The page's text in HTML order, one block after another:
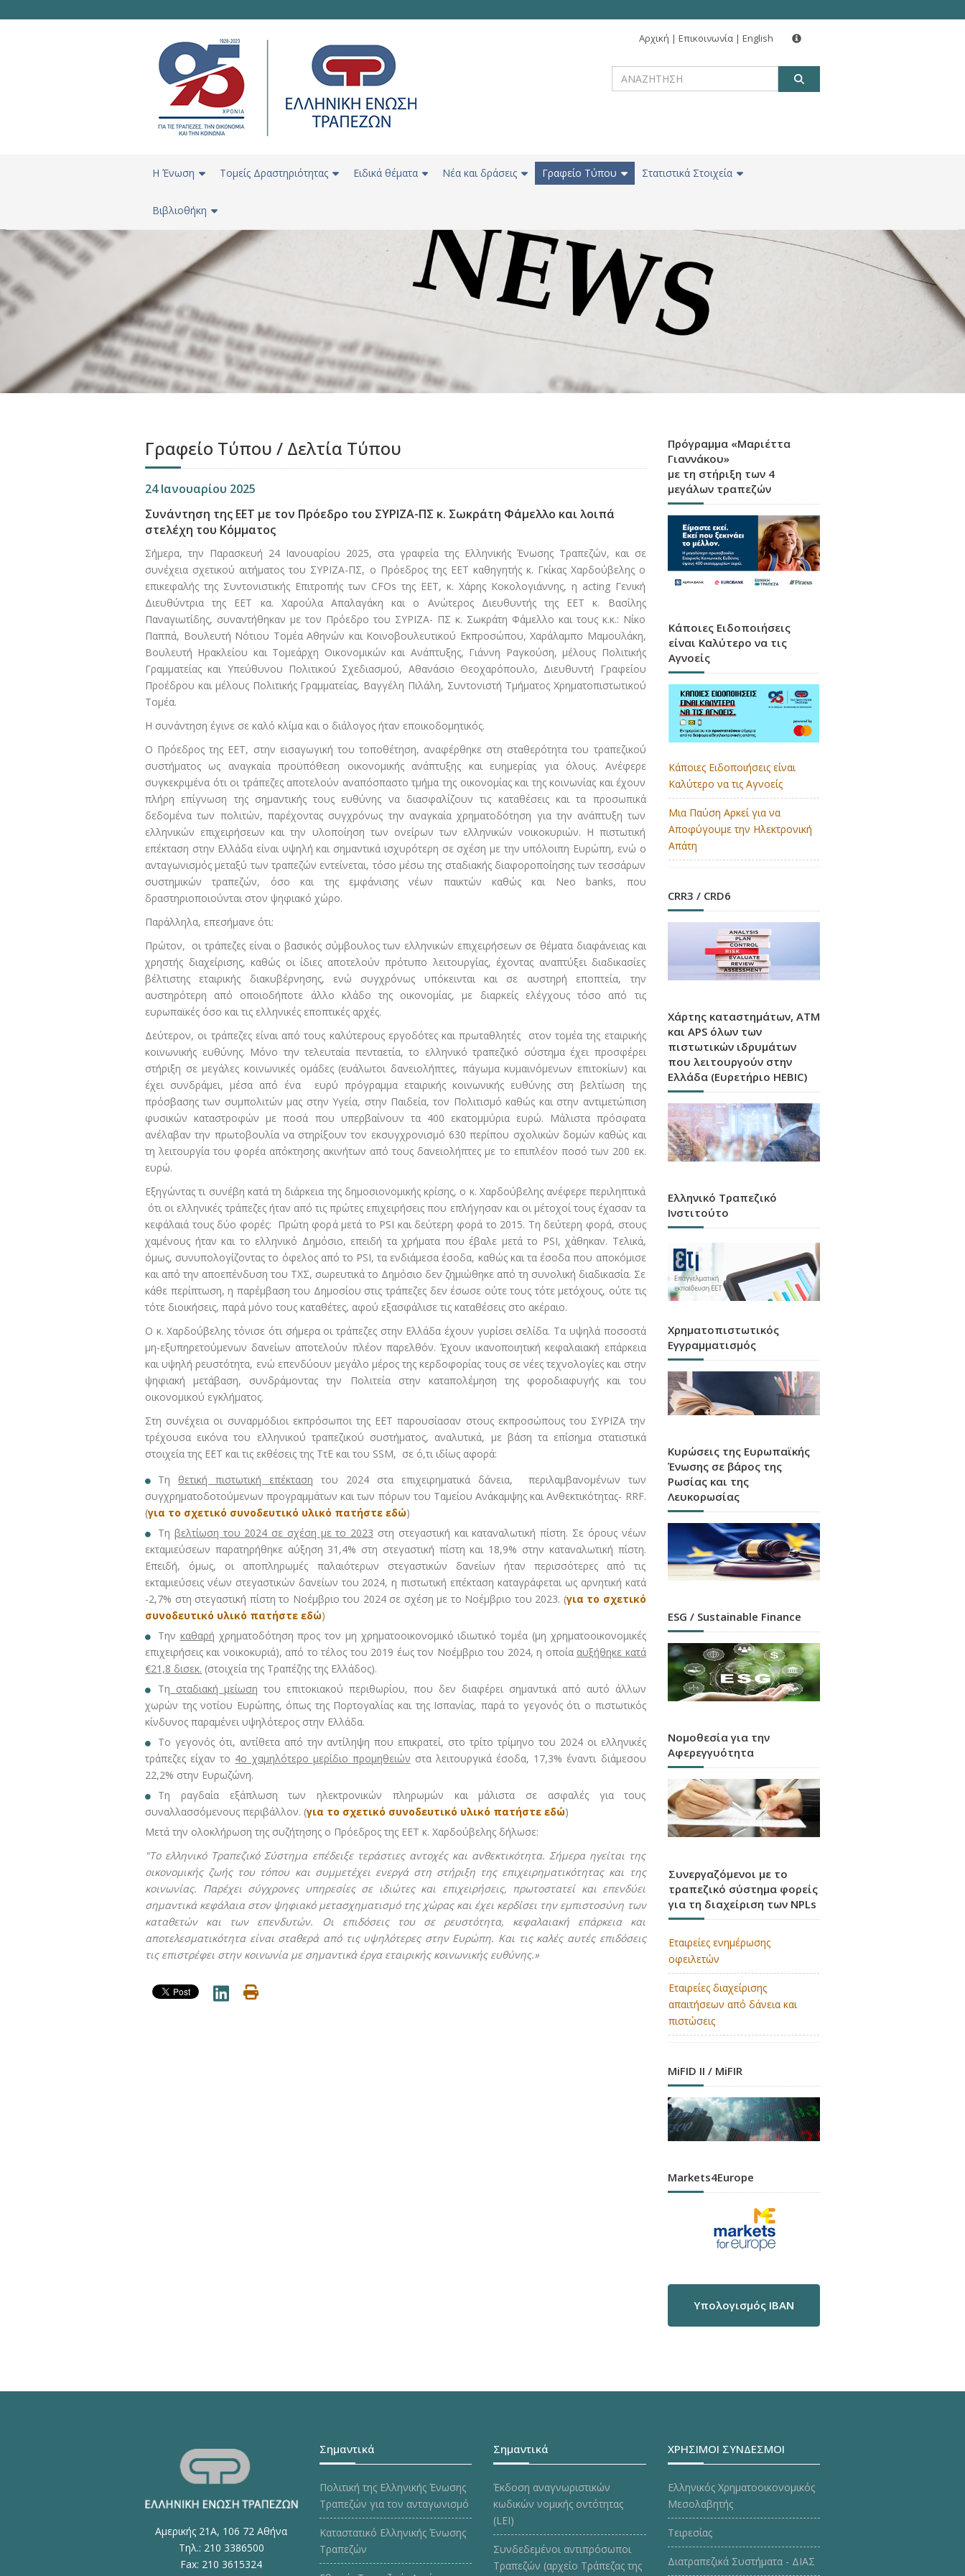
Αρχική | Επικοινωνία | English
H Ένωση Τομείς Δραστηριότητας Ειδικά θέματα Νέα και δράσεις Γραφείο Τύπου Στατιστικά Στοιχεία
Βιβλιοθήκη
Γραφείο Τύπου / Δελτία Τύπου
24 Ιανουαρίου 2025
Συνάντηση της ΕΕΤ με τον Πρόεδρο του ΣΥΡΙΖΑ-ΠΣ κ. Σωκράτη Φάμελλο και λοιπά
στελέχη του Κόμματος
Σήμερα, την Παρασκευή 24 Ιανουαρίου 2025, στα γραφεία της Ελληνικής Ένωσης Τραπεζών, και σε
συνέχεια σχετικού αιτήματος του ΣΥΡΙΖΑ-ΠΣ, ο Πρόεδρος της ΕΕΤ καθηγητής κ. Γκίκας Χαρδούβελης ο
επικεφαλής της Συντονιστικής Επιτροπής των CFOs της ΕΕΤ, κ. Χάρης Κοκολογιάννης, η acting Γενική
Διευθύντρια της ΕΕΤ κα. Χαρούλα Απαλαγάκη και ο Ανώτερος Διευθυντής της ΕΕΤ κ. Βασίλης
Παναγιωτίδης, συναντήθηκαν με τον Πρόεδρο του ΣΥΡΙΖΑ- ΠΣ κ. Σωκράτη Φάμελλο και τους κ.κ.: Νίκο
Παππά, Βουλευτή Νότιου Τομέα Αθηνών και Κοινοβουλευτικού Εκπροσώπου, Χαράλαμπο Μαμουλάκη,
Βουλευτή Ηρακλείου και Τομεάρχη Οικονομικών και Ανάπτυξης, Γιάννη Ραγκούση, μέλους Πολιτικής
Γραμματείας και Υπεύθυνου Πολιτικού Σχεδιασμού, Αθανάσιο Θεοχαρόπουλο, Διευθυντή Γραφείου
Προέδρου και μέλους Πολιτικής Γραμματείας, Βαγγέλη Πιλάλη, Συντονιστή Τμήματος Χρηματοπιστωτικού
Τομέα.
Η συνάντηση έγινε σε καλό κλίμα και ο διάλογος ήταν εποικοδομητικός.
Ο Πρόεδρος της ΕΕΤ, στην εισαγωγική του τοποθέτηση, αναφέρθηκε στη σταθερότητα του τραπεζικού
συστήματος ως αναγκαία προϋπόθεση οικονομικής ανάπτυξης και ευημερίας για όλους. Ανέφερε
συγκεκριμένα ότι οι τράπεζες αποτελούν αναπόσπαστο τμήμα της οικονομίας και της κοινωνίας και έχουν
πλήρη επίγνωση της σημαντικής τους ευθύνης να διασφαλίζουν τις καταθέσεις και τα προσωπικά
δεδομένα των πολιτών, παρέχοντας συγχρόνως την αναγκαία χρηματοδότηση για την ανάπτυξη των
ελληνικών επιχειρήσεων και την υλοποίηση των ονείρων των ελληνικών νοικοκυριών. Η πιστωτική
επέκταση στην Ελλάδα είναι υψηλή και σημαντικά ισχυρότερη σε σχέση με την υπόλοιπη Ευρώπη, ενώ ο
ανταγωνισμός μεταξύ των τραπεζών εντείνεται, τόσο μέσω της σταδιακής διαφοροποίησης των τεσσάρων
συστημικών τραπεζών, όσο και της εμφάνισης νέων παικτών καθώς και Neo banks, που
δραστηριοποιούνται στον ψηφιακό χώρο.
Παράλληλα, επεσήμανε ότι:
Πρώτον, οι τράπεζες είναι ο βασικός σύμβουλος των ελληνικών επιχειρήσεων σε θέματα διαφάνειας και
χρηστής διαχείρισης, καθώς οι ίδιες αποτελούν πρότυπο λειτουργίας, έχοντας αναπτύξει διαδικασίες
βέλτιστης εταιρικής διακυβέρνησης, ενώ συγχρόνως υπόκεινται και σε αυστηρή εποπτεία, την
αυστηρότερη από οποιοδήποτε άλλο κλάδο της οικονομίας, με διαρκείς ελέγχους τόσο από τις
ευρωπαϊκές όσο και τις ελληνικές εποπτικές αρχές.
Δεύτερον, οι τράπεζες είναι από τους καλύτερους εργοδότες και πρωταθλητές στον τομέα της εταιρικής
κοινωνικής ευθύνης. Μόνο την τελευταία πενταετία, το ελληνικό τραπεζικό σύστημα έχει προσφέρει
στήριξη σε μεγάλες κοινωνικές ομάδες (ευάλωτοι δανειολήπτες, πάγωμα κυμαινόμενων επιτοκίων) και
έχει συνδράμει, μέσα από ένα ευρύ πρόγραμμα εταιρικής κοινωνικής ευθύνης στη βελτίωση της
πρόσβασης των συμπολιτών μας στην Υγεία, στην Παιδεία, τον Πολιτισμό καθώς και στην αντιμετώπιση
φυσικών καταστροφών με ποσά που υπερβαίνουν τα 400 εκατομμύρια ευρώ. Μάλιστα πρόσφατα
ανέλαβαν την πρωτοβουλία να στηρίξουν τον εκσυγχρονισμό 630 περίπου σχολικών δομών καθώς και
τη λειτουργία του φορέα απόκτησης ακινήτων από τους δανειολήπτες με το επιπλέον ποσό των 200 εκ.
ευρώ.
Εξηγώντας τι συνέβη κατά τη διάρκεια της δημοσιονομικής κρίσης, ο κ. Χαρδούβελης ανέφερε περιληπτικά
ότι οι ελληνικές τράπεζες ήταν από τις πρώτες επιχειρήσεις που επλήγησαν και οι μέτοχοί τους έχασαν τα
κεφάλαιά τους δύο φορές: Πρώτη φορά μετά το PSI και δεύτερη φορά το 2015. Τη δεύτερη φορά, στους
χαμένους ήταν και το ελληνικό Δημόσιο, επειδή τα χρήματα που έβαλε μετά το PSI, χάθηκαν. Τελικά,
όμως, συνυπολογίζοντας το όφελος από το PSI, τα ενδιάμεσα έσοδα, καθώς και τα έσοδα που αποκόμισε
και από την αποεπένδυση του ΤΧΣ, σωρευτικά το Δημόσιο δεν ζημιώθηκε από τη συνολική διαδικασία. Σε
κάθε περίπτωση, η παρέμβαση του Δημοσίου στις τράπεζες δεν έσωσε ούτε τους τότε μετόχους, ούτε τις
τότε διοικήσεις, παρά μόνο τους καταθέτες, αφού εξασφάλισε τις καταθέσεις στο ακέραιο.
Ο κ. Χαρδούβελης τόνισε ότι σήμερα οι τράπεζες στην Ελλάδα έχουν γυρίσει σελίδα. Τα υψηλά ποσοστά
μη-εξυπηρετούμενων δανείων αποτελούν πλέον παρελθόν. Έχουν ικανοποιητική κεφαλαιακή επάρκεια
και υψηλή ρευστότητα, ενώ επενδύουν μεγάλο μέρος της κερδοφορίας τους σε νέες τεχνολογίες και στην
ψηφιακή μετάβαση, συνδράμοντας την Πολιτεία στην καταπολέμηση της φοροδιαφυγής και του
οικονομικού εγκλήματος.
Στη συνέχεια οι συναρμόδιοι εκπρόσωποι της ΕΕΤ παρουσίασαν στους εκπροσώπους του ΣΥΡΙΖΑ την
τρέχουσα εικόνα του ελληνικού τραπεζικού συστήματος, αναλυτικά, με βάση τα επίσημα στατιστικά
στοιχεία της ΕΕΤ και τις εκθέσεις της ΤτΕ και του SSM, σε ό,τι ιδίως αφορά:
Τη θετική πιστωτική επέκταση του 2024 στα επιχειρηματικά δάνεια, περιλαμβανομένων των
συγχρηματοδοτούμενων προγραμμάτων και των πόρων του Ταμείου Ανάκαμψης και Ανθεκτικότητας- RRF.
(για το σχετικό συνοδευτικό υλικό πατήστε εδώ)
Τη βελτίωση του 2024 σε σχέση με το 2023 στη στεγαστική και καταναλωτική πίστη. Σε όρους νέων
εκταμιεύσεων παρατηρήθηκε αύξηση 31,4% στη στεγαστική πίστη και 18,9% στην καταναλωτική πίστη.
Επειδή, όμως, οι αποπληρωμές παλαιότερων στεγαστικών δανείων ήταν περισσότερες από τις
εκταμιεύσεις νέων στεγαστικών δανείων του 2024, η πιστωτική επέκταση καταγράφεται ως αρνητική κατά
-2,7% στη στεγαστική πίστη το Νοέμβριο του 2024 σε σχέση με το Νοέμβριο του 2023. (για το σχετικό
συνοδευτικό υλικό πατήστε εδώ)
Την καθαρή χρηματοδότηση προς τον μη χρηματοοικονομικό ιδιωτικό τομέα (μη χρηματοοικονομικές
επιχειρήσεις και νοικοκυριά), από το τέλος του 2019 έως τον Νοέμβριο του 2024, η οποία αυξήθηκε κατά
€21,8 δισεκ. (στοιχεία της Τραπέζης της Ελλάδος).
Τη σταδιακή μείωση του επιτοκιακού περιθωρίου, που δεν διαφέρει σημαντικά από αυτό άλλων
χωρών της νοτίου Ευρώπης, όπως της Πορτογαλίας και της Ισπανίας, παρά το γεγονός ότι ο πιστωτικός
κίνδυνος παραμένει υψηλότερος στην Ελλάδα.
Το γεγονός ότι, αντίθετα από την αντίληψη που επικρατεί, στο τρίτο τρίμηνο του 2024 οι ελληνικές
τράπεζες είχαν το 4ο χαμηλότερο μερίδιο προμηθειών στα λειτουργικά έσοδα, 17,3% έναντι διάμεσου
22,2% στην Ευρωζώνη.
Τη ραγδαία εξάπλωση των ηλεκτρονικών πληρωμών και μάλιστα σε ασφαλές για τους
συναλλασσόμενους περιβάλλον. (για το σχετικό συνοδευτικό υλικό πατήστε εδώ)
Μετά την ολοκλήρωση της συζήτησης ο Πρόεδρος της ΕΕΤ κ. Χαρδούβελης δήλωσε:
"Το ελληνικό Τραπεζικό Σύστημα επέδειξε τεράστιες αντοχές και ανθεκτικότητα. Σήμερα ηγείται της
οικονομικής ζωής του τόπου και συμμετέχει ενεργά στη στήριξη της επιχειρηματικότητας και της
κοινωνίας. Παρέχει σύγχρονες υπηρεσίες σε ιδιώτες και επιχειρήσεις, πρωτοστατεί και επενδύει
σημαντικά κεφάλαια στον ψηφιακό μετασχηματισμό της χώρας και έχει κερδίσει την εμπιστοσύνη των
καταθετών και των επενδυτών. Οι επιδόσεις του σε ρευστότητα, κεφαλαιακή επάρκεια και
αποτελεσματικότητα είναι σταθερά από τις υψηλότερες στην Ευρώπη. Και τις καλές αυτές επιδόσεις
τις επιστρέφει στην κοινωνία με σημαντικά έργα εταιρικής κοινωνικής ευθύνης.»
Πρόγραμμα «Μαριέττα
Γιαννάκου»
με τη στήριξη των 4
μεγάλων τραπεζών
Κάποιες Ειδοποιήσεις
είναι Καλύτερο να τις
Αγνοείς
Κάποιες Ειδοποιήσεις είναι
Καλύτερο να τις Αγνοείς
Μια Παύση Αρκεί για να
Αποφύγουμε την Ηλεκτρονική
Απάτη
CRR3 / CRD6
Χάρτης καταστημάτων, ATM
και APS όλων των
πιστωτικών ιδρυμάτων
που λειτουργούν στην
Ελλάδα (Ευρετήριο HEBIC)
Ελληνικό Τραπεζικό
Ινστιτούτο
Χρηματοπιστωτικός
Εγγραμματισμός
Κυρώσεις της Ευρωπαϊκής
Ένωσης σε βάρος της
Ρωσίας και της
Λευκορωσίας
ESG / Sustainable Finance
Νομοθεσία για την
Αφερεγγυότητα
Συνεργαζόμενοι με το
τραπεζικό σύστημα φορείς
για τη διαχείριση των NPLs
Εταιρείες ενημέρωσης
οφειλετών
Εταιρείες διαχείρισης
απαιτήσεων από δάνεια και
πιστώσεις
MiFID II / MiFIR
Markets4Europe
Υπολογισμός IBAN
Αμερικής 21Α, 106 72 Αθήνα
Τηλ.: 210 3386500
Fax: 210 3615324
Σημαντικά
Πολιτική της Ελληνικής Ένωσης
Τραπεζών για τον ανταγωνισμό
Καταστατικό Ελληνικής Ένωσης
Τραπεζών
Σημαντικά
Έκδοση αναγνωριστικών
κωδικών νομικής οντότητας
(LEI)
Συνδεδεμένοι αντιπρόσωποι
Τραπεζών (αρχείο Τράπεζας της
ΧΡΗΣΙΜΟΙ ΣΥΝΔΕΣΜΟΙ
Ελληνικός Χρηματοοικονομικός
Μεσολαβητής
Τειρεσίας
Διατραπεζικά Συστήματα - ΔΙΑΣ